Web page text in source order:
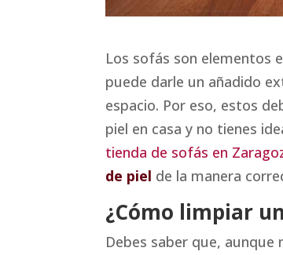
Los sofás son elementos
puede darle un añadido
espacio. Por eso, estos
piel en casa y no tienes
tienda de sofás en
de piel de la manera
¿Cómo limpiar
Debes saber que,